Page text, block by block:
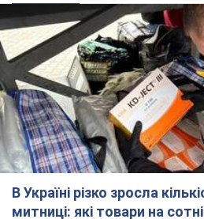
В Україні різко зросла
митниці: які товари на